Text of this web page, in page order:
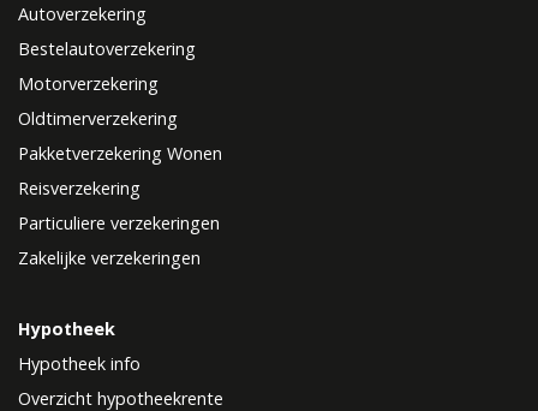
Autoverzekering
Bestelautoverzekering
Motorverzekering
Oldtimerverzekering
Pakketverzekering Wonen
Reisverzekering
Particuliere verzekeringen
Zakelijke verzekeringen
Hypotheek
Hypotheek info
Overzicht hypotheekrente